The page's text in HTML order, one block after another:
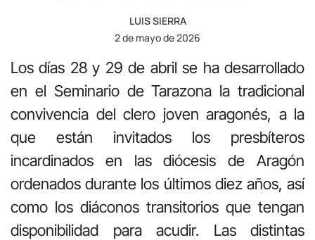
LUIS SIERRA
2 de mayo de 2026
Los días 28 y 29 de abril se ha desarrollado
en el Seminario de Tarazona la tradicional
convivencia del clero joven aragonés, a la
que están invitados los presbíteros
incardinados en las diócesis de Aragón
ordenados durante los últimos diez años, así
como los diáconos transitorios que tengan
disponibilidad para acudir. Las distintas